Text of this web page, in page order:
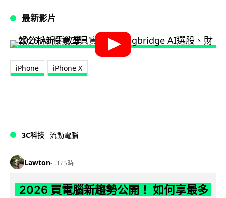
最新影片
iPhone iPhone X
3C科技 流動電腦
Lawton 3 小時
2026 買電腦新趨勢公開！ 如何享最多